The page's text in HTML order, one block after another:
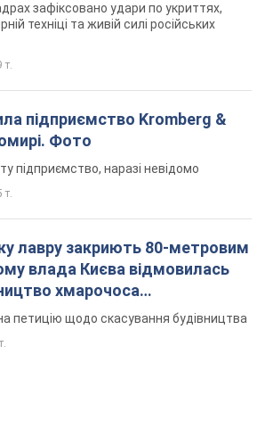
зафіксовано удари по укриттях,
техніці та живій силі російських
т.
підприємство Kromberg &
Фото
підприємство, наразі невідомо
т.
лавру закриють 80-метровим
влада Києва відмовилась
хмарочоса
петицію щодо скасування будівництва